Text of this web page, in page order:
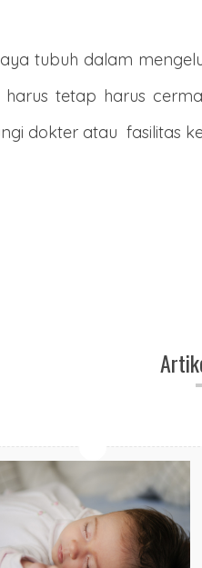
tubuh dalam
tetap harus
dokter atau fasilitas